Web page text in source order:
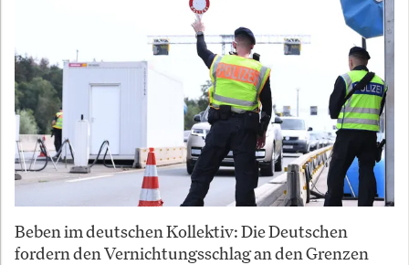
Beben im deutschen Kollektiv: Die Deutschen
fordern den Vernichtungsschlag an den Grenzen